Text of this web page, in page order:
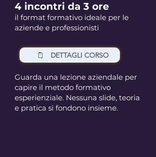
4 incontri da 3 ore
il format formativo ideale per le
aziende e professionisti​
DETTAGLI CORSO
Guarda una lezione aziendale per
capire il metodo formativo
esperienziale. Nessuna slide, teoria
e pratica si fondono insieme.